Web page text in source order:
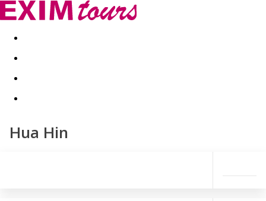
Akční nabídky Last minute
Hua Hin